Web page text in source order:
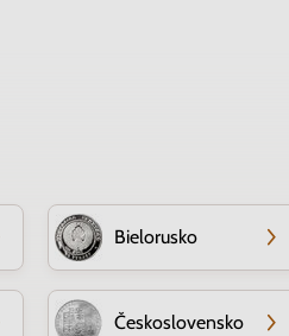
Bielorusko
Československo